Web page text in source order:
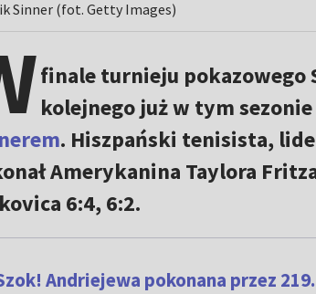
Sinner (fot. Getty Images)
finale turnieju pokazowego
kolejnego już w tym sezonie
. Hiszpański tenisista,
Amerykanina Taylora
6:4, 6:2.
Andriejewa pokonana przez